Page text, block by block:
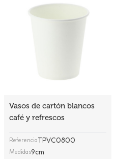
Vasos de cartón blancos
café y refrescos
ReferenciaTPVC0800
Medidas9cm